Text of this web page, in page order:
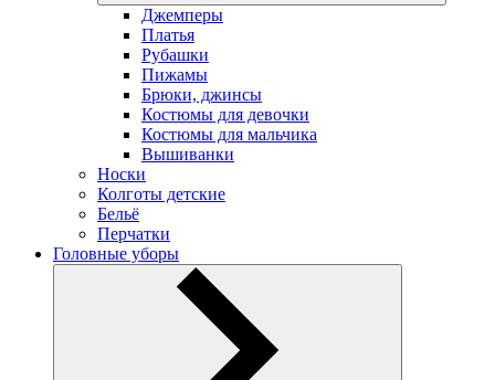
Джемперы
Платья
Рубашки
Пижамы
Брюки, джинсы
Костюмы для девочки
Костюмы для мальчика
Вышиванки
Носки
Колготы детские
Бельё
Перчатки
Головные уборы